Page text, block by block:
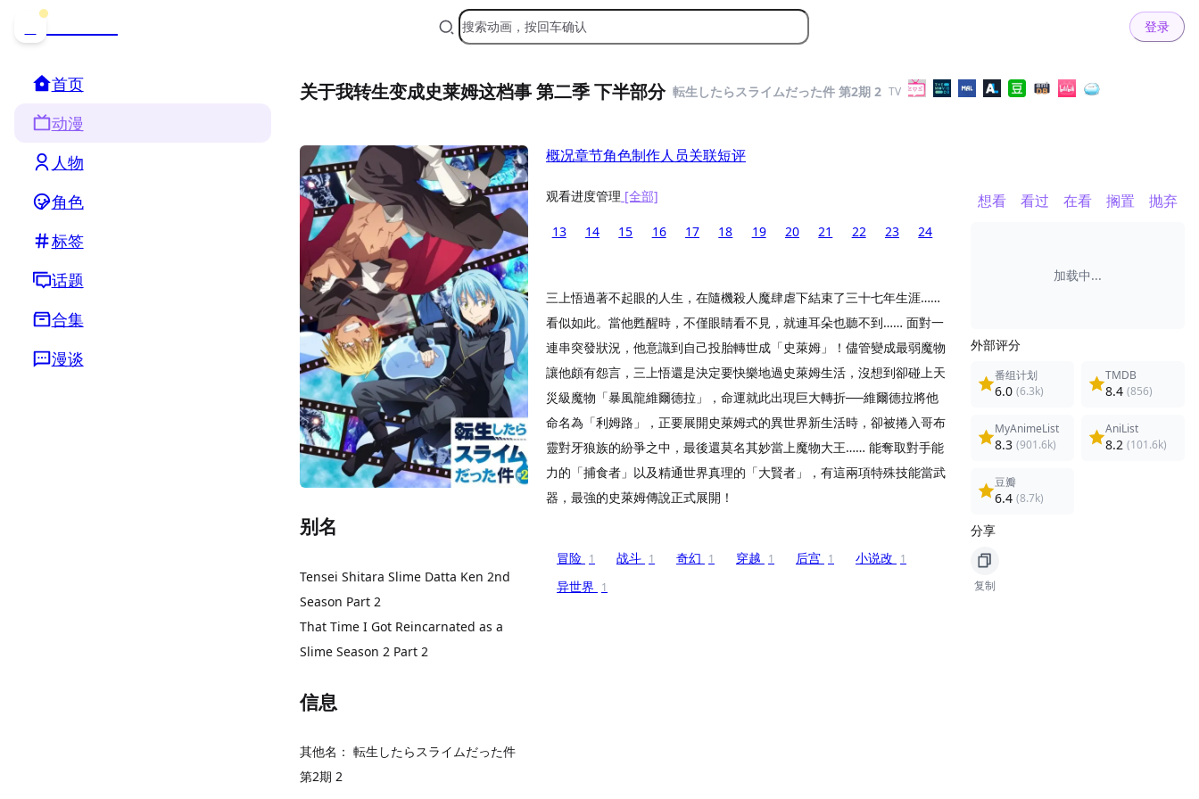
登录
首页
动漫
人物
角色
标签
话题
合集
漫谈
关于我转生变成史莱姆这档事 第二季 下半部分 転生したらスライムだった件 第2期 2 TV
别名
Tensei Shitara Slime Datta Ken 2nd
Season Part 2
That Time I Got Reincarnated as a
Slime Season 2 Part 2
信息
其他名： 転生したらスライムだった件
第2期 2
概况章节角色制作人员关联短评
观看进度管理 [全部]
13 14 15 16 17 18 19 20 21 22 23 24
三上悟過著不起眼的人生，在隨機殺人魔肆虐下結束了三十七年生涯……
看似如此。當他甦醒時，不僅眼睛看不見，就連耳朵也聽不到…… 面對一
連串突發狀況，他意識到自己投胎轉世成「史萊姆」！儘管變成最弱魔物
讓他頗有怨言，三上悟還是決定要快樂地過史萊姆生活，沒想到卻碰上天
災級魔物「暴風龍維爾德拉」，命運就此出現巨大轉折──維爾德拉將他
命名為「利姆路」，正要展開史萊姆式的異世界新生活時，卻被捲入哥布
靈對牙狼族的紛爭之中，最後還莫名其妙當上魔物大王…… 能奪取對手能
力的「捕食者」以及精通世界真理的「大賢者」，有這兩項特殊技能當武
器，最強的史萊姆傳說正式展開！
冒险 1 战斗 1 奇幻 1 穿越 1 后宫 1 小说改 1
异世界 1
想看 看过 在看 搁置 抛弃
加载中...
外部评分
番组计划
6.0 (6.3k)
TMDB
8.4 (856)
MyAnimeList
8.3 (901.6k)
AniList
8.2 (101.6k)
豆瓣
6.4 (8.7k)
分享
复制